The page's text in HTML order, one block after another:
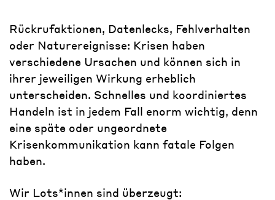
Rückrufaktionen, Datenlecks, Fehlverhalten
oder Naturereignisse: Krisen haben
verschiedene Ursachen und können sich in
ihrer jeweiligen Wirkung erheblich
unterscheiden. Schnelles und koordiniertes
Handeln ist in jedem Fall enorm wichtig, denn
eine späte oder ungeordnete
Krisenkommunikation kann fatale Folgen
haben.
Wir Lots*innen sind überzeugt: